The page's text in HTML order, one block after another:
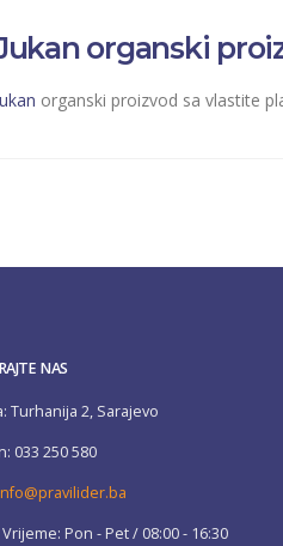
organski
organski proizvod sa vlastite
NAS
Turhanija 2, Sarajevo
033 250 580
Pon - Pet / 08:00 - 16:30